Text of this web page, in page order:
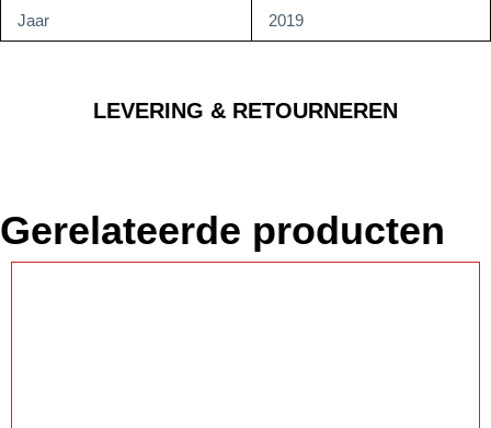
LEVERING & RETOURNEREN
Jaar 2019
Gerelateerde producten